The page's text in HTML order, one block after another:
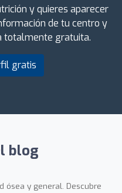
y quieres aparecer
de tu centro y
totalmente gratuita.
gratis
blog
ósea y general. Descubre